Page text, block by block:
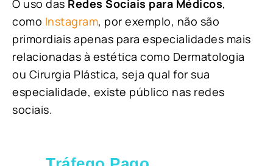
O uso das Redes Sociais para Médicos,
como Instagram, por exemplo, não são
primordiais apenas para especialidades mais
relacionadas à estética como Dermatologia
ou Cirurgia Plástica, seja qual for sua
especialidade, existe público nas redes
sociais.